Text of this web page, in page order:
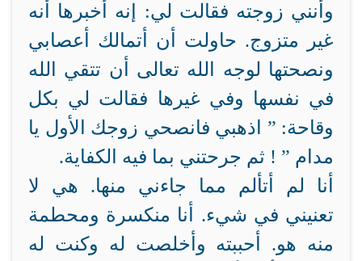
وأنني زوجته فقالت لي: إنه أخبرها أنه
غير متزوج. حاولت أن أتمالك أعصابي
ونصحتها لوجه الله تعالى أن تتقي الله
في نفسها وفي غيرها فقالت لي بكل
وقاحة: ” اذهبي فانصحي زوجك الأول يا
مدام ” ! ثم جرحتني بما فيه الكفاية.
أنا لم أتألم مما جاءني منها. هي لا
تعنيني في شيء. أنا منكسرة ومحطمة
منه هو. أحببته وأخلصت له وكنت له